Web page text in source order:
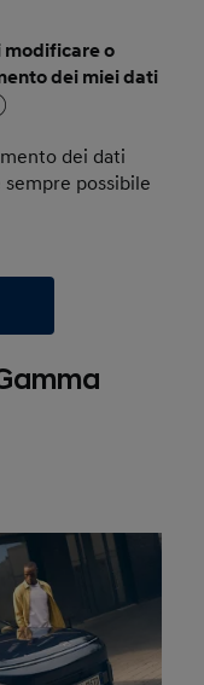
modificare o
dei miei dati
dei dati
possibile